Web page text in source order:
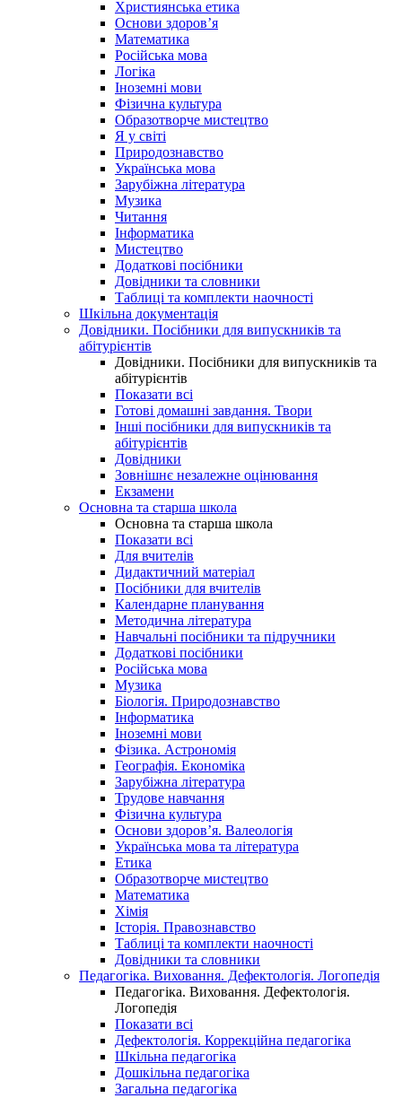
Християнська етика
Основи здоров’я
Математика
Російська мова
Логіка
Іноземні мови
Фізична культура
Образотворче мистецтво
Я у світі
Природознавство
Українська мова
Зарубіжна література
Музика
Читання
Інформатика
Мистецтво
Додаткові посібники
Довідники та словники
Таблиці та комплекти наочності
Шкільна документація
Довідники. Посібники для випускників та
абітурієнтів
Довідники. Посібники для випускників та
абітурієнтів
Показати всі
Готові домашні завдання. Твори
Інші посібники для випускників та
абітурієнтів
Довідники
Зовнішнє незалежне оцінювання
Екзамени
Основна та старша школа
Основна та старша школа
Показати всі
Для вчителів
Дидактичний матеріал
Посібники для вчителів
Календарне планування
Методична література
Навчальні посібники та підручники
Додаткові посібники
Російська мова
Музика
Біологія. Природознавство
Інформатика
Іноземні мови
Фізика. Астрономія
Географія. Економіка
Зарубіжна література
Трудове навчання
Фізична культура
Основи здоров’я. Валеологія
Українська мова та література
Етика
Образотворче мистецтво
Математика
Хімія
Історія. Правознавство
Таблиці та комплекти наочності
Довідники та словники
Педагогіка. Виховання. Дефектологія. Логопедія
Педагогіка. Виховання. Дефектологія.
Логопедія
Показати всі
Дефектологія. Коррекційна педагогіка
Шкільна педагогіка
Дошкільна педагогіка
Загальна педагогіка